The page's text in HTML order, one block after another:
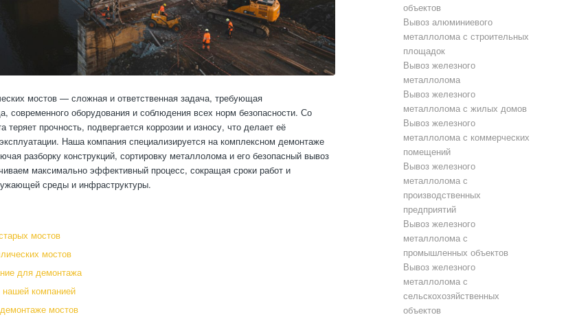
мостов — сложная и ответственная задача, требующая
современного оборудования и соблюдения всех норм безопасности. Со
теряет прочность, подвергается коррозии и износу, что делает её
Наша компания специализируется на комплексном демонтаже
разборку конструкций, сортировку металлолома и его безопасный вывоз
максимально эффективный процесс, сокращая сроки работ и
среды и инфраструктуры.
мостов
мостов
для демонтажа
компанией
мостов
объектов
Вывоз алюминиевого
металлолома с строительных
площадок
Вывоз железного
металлолома
Вывоз железного
металлолома с жилых домов
Вывоз железного
металлолома с коммерческих
помещений
Вывоз железного
металлолома с
производственных
предприятий
Вывоз железного
металлолома с
промышленных объектов
Вывоз железного
металлолома с
сельскохозяйственных
объектов